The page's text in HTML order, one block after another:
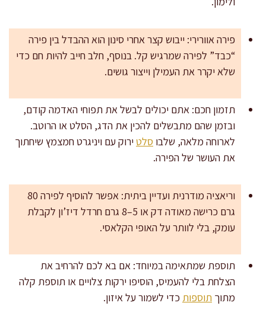
פירה אוורירי: ייבוש קצר אחרי סינון הוא ההבדל בין פירה
“כבד” לפירה שמרגיש קל. בנוסף, חלב חייב להיות חם כדי
שלא יקרר את העמילן וייצור גושים.
תזמון חכם: אתם יכולים לבשל את תפוחי האדמה קודם,
ובזמן שהם מתבשלים להכין את הדג, הסלט או הרוטב.
לארוחה מלאה, שלבו סלט ירוק עם ויניגרט חמצמץ שיחתוך
את העושר של הפירה.
וריאציה מודרנית ועדיין ביתית: אפשר להוסיף לפירה 80
גרם כרישה מאודה דק או 5–8 גרם חרדל דיז’ון לקבלת
עומק, בלי לוותר על האופי הקלאסי.
תוספת שמתאימה במיוחד: אם בא לכם להרחיב את
הצלחת בלי להעמיס, הוסיפו ירקות צלויים או תוספת קלה
מתוך תוספות כדי לשמור על איזון.